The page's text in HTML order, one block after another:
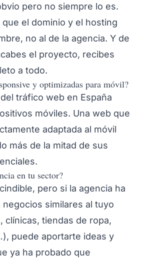
pero no siempre lo es.
el dominio y el hosting
no al de la agencia. Y de
el proyecto, recibes
a todo.
y optimizadas para móvil?
tráfico web en España
móviles. Una web que
adaptada al móvil
más de la mitad de sus
en tu sector?
pero si la agencia ha
similares al tuyo
clínicas, tiendas de ropa,
puede aportarte ideas y
ya ha probado que